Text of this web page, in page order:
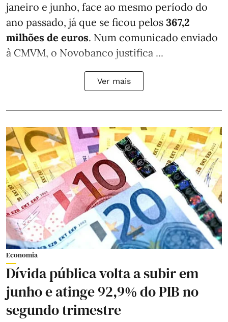
janeiro e junho, face ao mesmo período do
ano passado, já que se ficou pelos 367,2
milhões de euros. Num comunicado enviado
à CMVM, o Novobanco justifica ...
Ver mais
Economia
Dívida pública volta a subir em
junho e atinge 92,9% do PIB no
segundo trimestre